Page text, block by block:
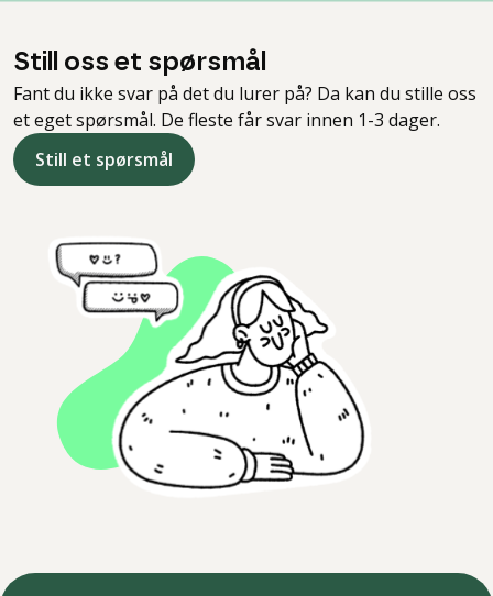
Still oss et spørsmål
Fant du ikke svar på det du lurer på? Da kan du stille oss
et eget spørsmål. De fleste får svar innen 1-3 dager.
Still et spørsmål